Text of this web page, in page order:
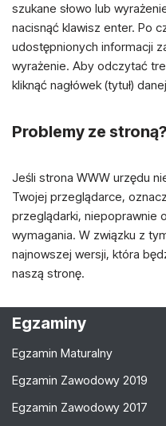
szukane słowo lub
nacisnąć klawisz enter. Po
udostępnionych informacji
wyrażenie. Aby odczytać
kliknąć nagłówek (tytuł)
Problemy ze stroną?
Jeśli strona WWW urzędu
Twojej przeglądarce,
przeglądarki, niepoprawnie
wymagania. W związku z
najnowszej wersji, która
naszą stronę.
Egzaminy
Egzamin Maturalny
Egzamin Zawodowy 2019
Egzamin Zawodowy 2017